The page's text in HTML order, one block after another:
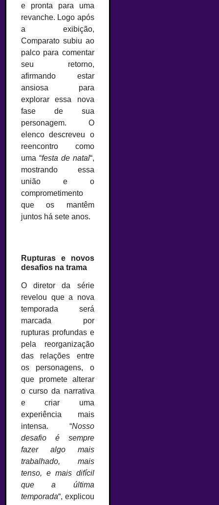
e pronta para uma
revanche. Logo após
a exibição,
Comparato subiu ao
palco para comentar
seu retorno,
afirmando estar
ansiosa para
explorar essa nova
fase de sua
personagem. O
elenco descreveu o
reencontro como
uma “festa de natal“,
mostrando essa
união e o
comprometimento
que os mantêm
juntos há sete anos.
Rupturas e novos
desafios na trama
O diretor da série
revelou que a nova
temporada será
marcada por
rupturas profundas e
pela reorganização
das relações entre
os personagens, o
que promete alterar
o curso da narrativa
e criar uma
experiência mais
intensa. “Nosso
desafio é sempre
fazer algo mais
trabalhado, mais
tenso, e mais difícil
que a última
temporada“, explicou